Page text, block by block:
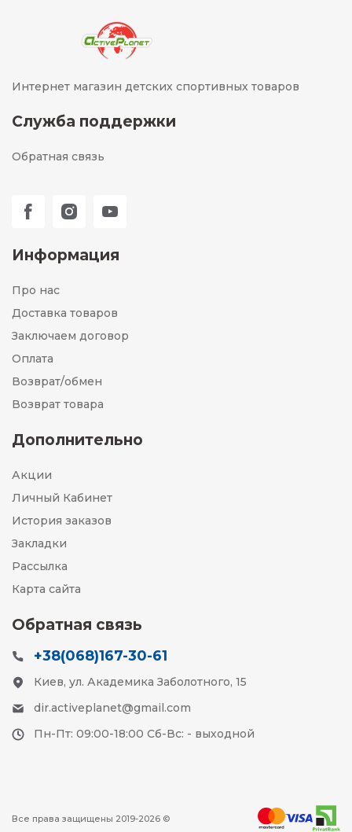
Интернет магазин детских спортивных товаров
Служба поддержки
Обратная связь
Информация
Про нас
Доставка товаров
Заключаем договор
Оплата
Возврат/обмен
Возврат товара
Дополнительно
Акции
Личный Кабинет
История заказов
Закладки
Рассылка
Карта сайта
Обратная связь
+38(068)167-30-61
Киев, ул. Академика Заболотного, 15
dir.activeplanet@gmail.com
Пн-Пт: 09:00-18:00 Сб-Вс: - выходной
Все права защищены 2019-2026 ©